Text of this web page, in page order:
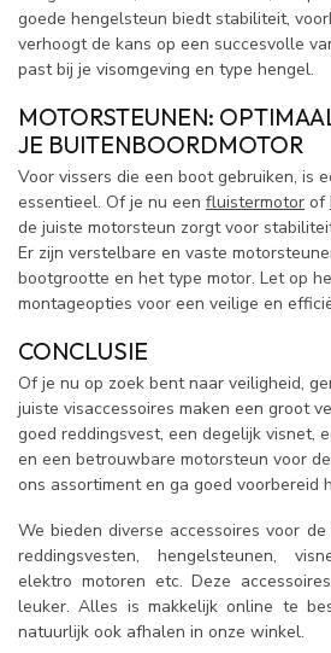
goede hengelsteun biedt stabiliteit,
verhoogt de kans op een succesvolle
past bij je visomgeving en type hengel.
MOTORSTEUNEN:
JE BUITENBOORDMOTOR
Voor vissers die een boot gebruiken, is
essentieel. Of je nu een fluistermotor of
de juiste motorsteun zorgt voor
Er zijn verstelbare en vaste
bootgrootte en het type motor. Let op
montageopties voor een veilige en
CONCLUSIE
Of je nu op zoek bent naar veiligheid,
juiste visaccessoires maken een groot
goed reddingsvest, een degelijk visnet,
en een betrouwbare motorsteun voor
ons assortiment en ga goed voorbereid
We bieden diverse accessoires voor
reddingsvesten, hengelsteunen,
elektro motoren etc. Deze
leuker. Alles is makkelijk online te
natuurlijk ook afhalen in onze winkel.